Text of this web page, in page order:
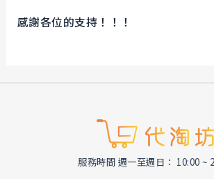
感謝各位的支持！！！
服務時間 週一至週日： 10:00 ~